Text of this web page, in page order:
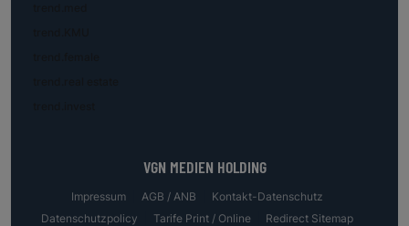
VGN MEDIEN HOLDING
Impressum AGB / ANB
Kontakt-Datenschutz
Datenschutzpolicy
Tarife Print / Online
Redirect Sitemap